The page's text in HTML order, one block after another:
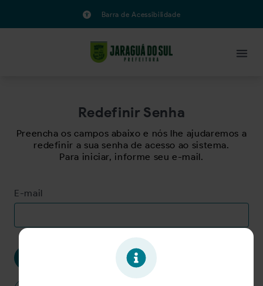
Barra de Acessibilidade
Redefinir Senha
Preencha os campos abaixo e nós lhe ajudaremos a
redefinir a sua senha de acesso ao sistema.
Para iniciar, informe seu e-mail.
E-mail
Avançar